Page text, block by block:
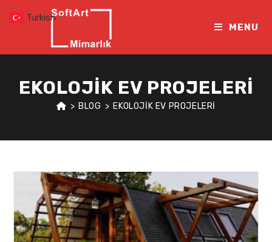
MENU
EKOLOJIK EV PROJELERI
> BLOG > EKOLOJIK EV PROJELERI
Turkish ▼